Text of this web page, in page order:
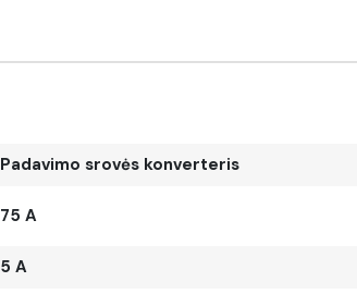
Padavimo srovės konverteris
75 A
5 A